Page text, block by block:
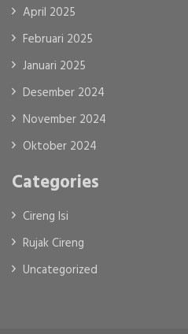
April 2025
Februari 2025
Januari 2025
Desember 2024
November 2024
Oktober 2024
Categories
Cireng Isi
Rujak Cireng
Uncategorized